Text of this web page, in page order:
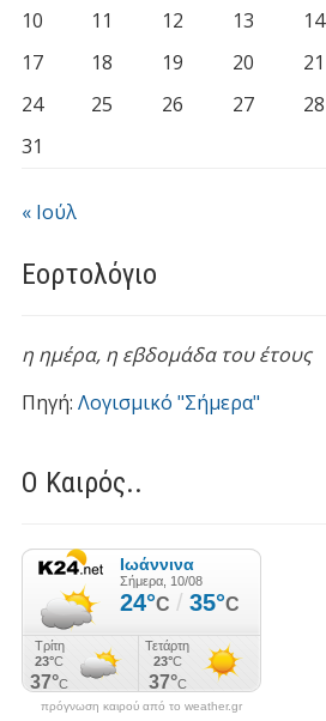
10
11 12 13 14
17
18 19 20 21
24
25 26 27 28
31
« Ιούλ
Εορτολόγιο
η ημέρα, η εβδομάδα του έτους
Πηγή: Λογισμικό "Σήμερα"
Ο Καιρός..
πρόγνωση καιρού από το weather.gr